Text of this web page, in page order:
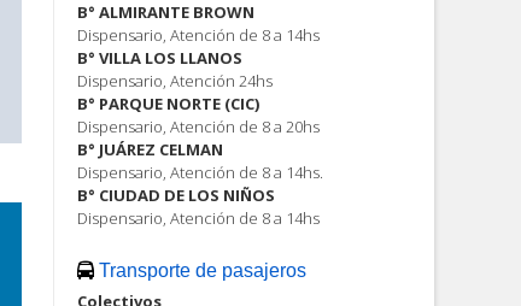
B° ALMIRANTE BROWN
Dispensario, Atención de 8 a 14hs
B° VILLA LOS LLANOS
Dispensario, Atención 24hs
B° PARQUE NORTE (CIC)
Dispensario, Atención de 8 a 20hs
B° JUÁREZ CELMAN
Dispensario, Atención de 8 a 14hs.
B° CIUDAD DE LOS NIÑOS
Dispensario, Atención de 8 a 14hs
Transporte de pasajeros
Colectivos